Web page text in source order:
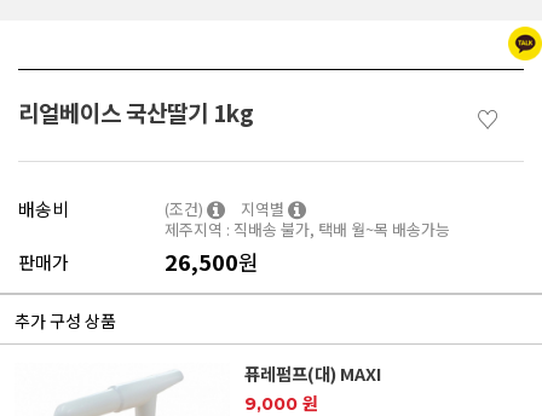
리얼베이스 국산딸기 1kg ♡
배송비 (조건)
지역별
제주지역 : 직배송 불가, 택배 월~목 배송가능
판매가 26,500원
추가 구성 상품
퓨레펌프(대) MAXI
9,000 원